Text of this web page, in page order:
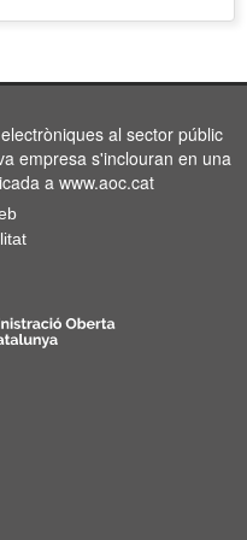
al sector públic
empresa s'inclouran en una
a www.aoc.cat